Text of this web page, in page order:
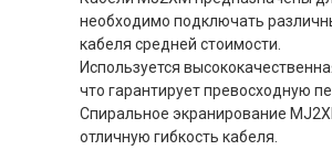
необходимо подключать
кабеля средней стоимости.
Используется
что гарантирует превосходную
Спиральное экранирование
отличную гибкость кабеля.